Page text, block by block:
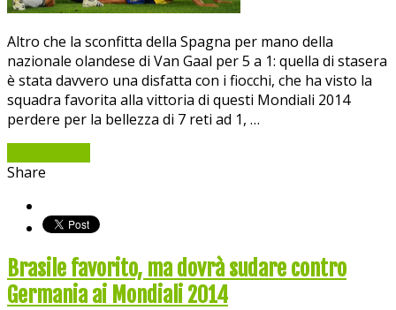
Altro che la sconfitta della Spagna per mano della
nazionale olandese di Van Gaal per 5 a 1: quella di stasera
è stata davvero una disfatta con i fiocchi, che ha visto la
squadra favorita alla vittoria di questi Mondiali 2014
perdere per la bellezza di 7 reti ad 1, …
Share
Brasile favorito, ma dovrà sudare contro
Germania ai Mondiali 2014